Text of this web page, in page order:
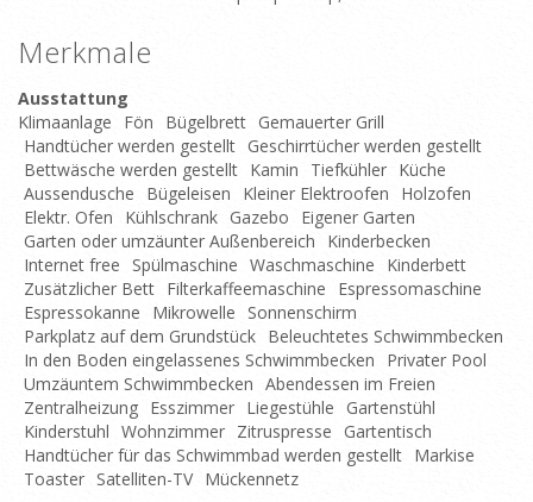
Merkmale
Ausstattung
Klimaanlage
Fön Bügelbrett Gemauerter Grill
Handtücher werden gestellt Geschirrtücher werden gestellt
Bettwäsche werden gestellt Kamin Tiefkühler Küche
Aussendusche
Bügeleisen Kleiner Elektroofen
Holzofen
Elektr. Ofen
Kühlschrank Gazebo
Eigener Garten
Garten oder umzäunter Außenbereich
Kinderbecken
Internet free Spülmaschine Waschmaschine
Kinderbett
Zusätzlicher Bett Filterkaffeemaschine
Espressomaschine
Espressokanne
Mikrowelle
Sonnenschirm
Parkplatz auf dem Grundstück Beleuchtetes Schwimmbecken
In den Boden eingelassenes Schwimmbecken
Privater Pool
Umzäuntem Schwimmbecken Abendessen im Freien
Zentralheizung Esszimmer Liegestühle
Gartenstühl
Kinderstuhl Wohnzimmer Zitruspresse
Gartentisch
Handtücher für das Schwimmbad werden gestellt Markise
Toaster Satelliten-TV Mückennetz